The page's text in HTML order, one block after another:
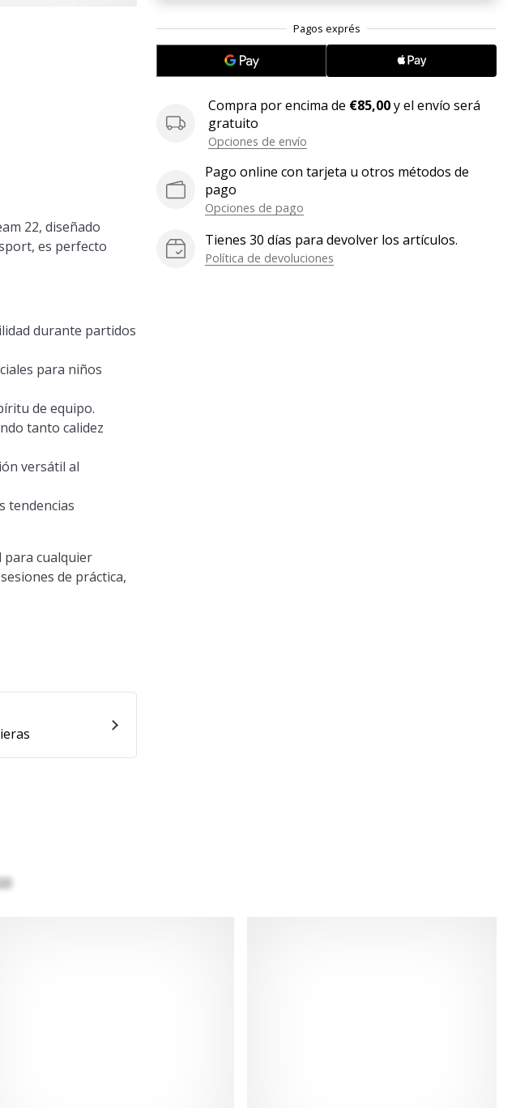
Compra por encima de €85,00y el envío será
gratuito
Opciones de envío
Pago online con tarjeta u otros métodos de
pago
Opciones de pago
Tienes 30 días para devolver los artículos.
Política de devoluciones
22, diseñado
es perfecto
durante partidos
para niños
de equipo.
tanto calidez
versátil al
tendencias
para cualquier
de práctica,